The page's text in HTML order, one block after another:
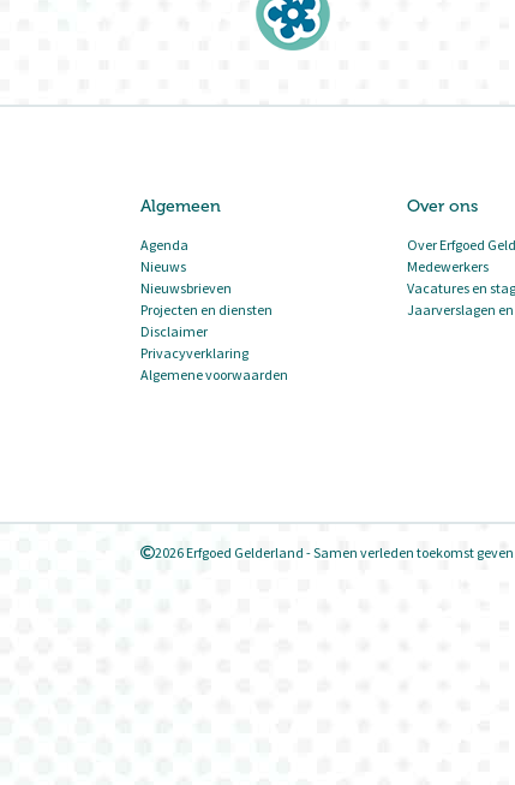
Algemeen
Agenda
Nieuws
Nieuwsbrieven
Projecten en diensten
Disclaimer
Privacyverklaring
Algemene voorwaarden
Over ons
Over Erfgoed
Medewerkers
Vacatures en
Jaarverslagen en
2026 Erfgoed Gelderland - Samen verleden toekomst geven